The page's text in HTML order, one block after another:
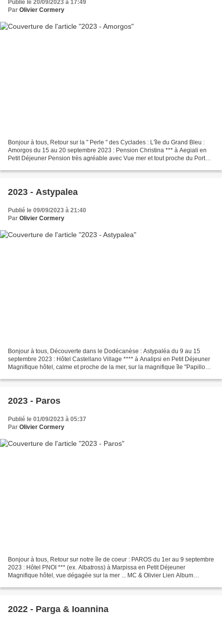
Publié le 20/09/2023 à 17:49
Par Olivier Cormery
Bonjour à tous, Retour sur la " Perle " des Cyclades : L'île du Grand Bleu :
Amorgos du 15 au 20 septembre 2023 : Pension Christina *** à Aegiali en
Petit Déjeuner Pension très agréable avec Vue mer et tout proche du Port
2023 - Astypalea
Publié le 09/09/2023 à 21:40
Par Olivier Cormery
Bonjour à tous, Découverte dans le Dodécanèse : Astypaléa du 9 au 15
septembre 2023 : Hôtel Castellano Village **** à Analipsi en Petit Déjeuner
Magnifique hôtel, calme et proche de la mer, sur la magnifique île "Papillon"
2023 - Paros
Publié le 01/09/2023 à 05:37
Par Olivier Cormery
Bonjour à tous, Retour sur notre île de coeur : PAROS du 1er au 9 septembre
2023 : Hôtel PNOI *** (ex. Albatross) à Marpissa en Petit Déjeuner
Magnifique hôtel, vue dégagée sur la mer ... MC & Olivier Lien Album
2022 - Parga & Ioannina